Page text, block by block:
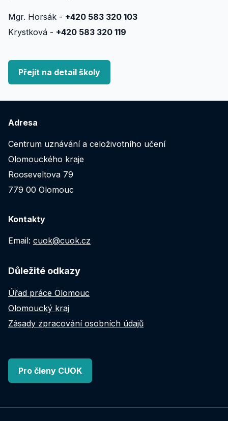
Mgr. Horsák - +420 583 320 103
Krystková - +420 583 320 119
Přejít na detail školy
Adresa
Centrum uznávání a celoživotního učení
Olomouckého kraje
Rooseveltova 79
779 00 Olomouc
Kontakty
Email: cuok@cuok.cz
Důležité odkazy
Úřad práce Olomouc
Olomoucký kraj
Zásady zpracování osobních údajů
Pro členy CUOK